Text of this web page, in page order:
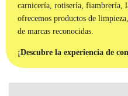
carnicería, rotisería, fiambrería,
ofrecemos productos de
de marcas reconocidas.
¡Descubre la experiencia de